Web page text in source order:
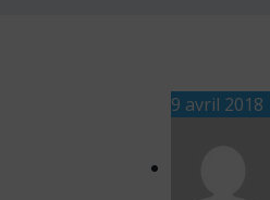
9 avril 2018